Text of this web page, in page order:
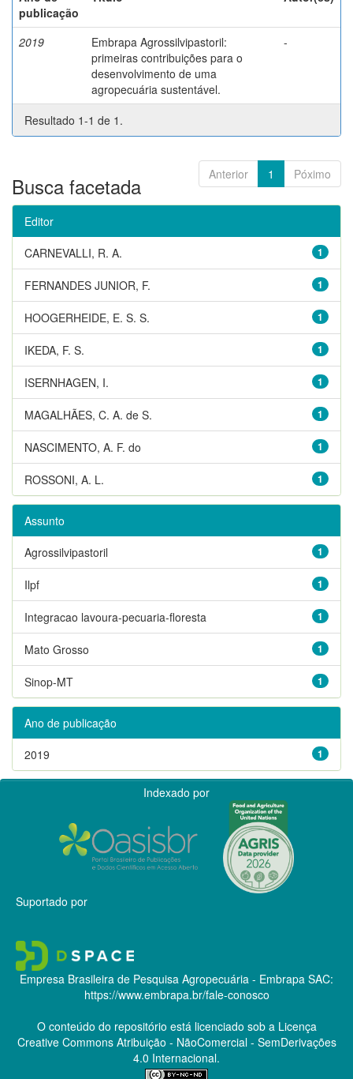
publicação
2019
Embrapa Agrossilvipastoril:
primeiras contribuições para o
desenvolvimento de uma
agropecuária sustentável.
-
Resultado 1-1 de 1.
Anterior 1 Póximo
Busca facetada
Editor
1
CARNEVALLI, R. A.
1
FERNANDES JUNIOR, F.
1
HOOGERHEIDE, E. S. S.
1
IKEDA, F. S.
1
ISERNHAGEN, I.
1
MAGALHÃES, C. A. de S.
1
NASCIMENTO, A. F. do
1
ROSSONI, A. L.
Assunto
1
Agrossilvipastoril
1
Ilpf
1
Integracao lavoura-pecuaria-floresta
1
Mato Grosso
1
Sinop-MT
Ano de publicação
1
2019
Indexado por
Suportado por
Empresa Brasileira de Pesquisa Agropecuária - Embrapa SAC:
https://www.embrapa.br/fale-conosco
O conteúdo do repositório está licenciado sob a Licença
Creative CommonsAtribuição - NãoComercial - SemDerivações
4.0 Internacional.